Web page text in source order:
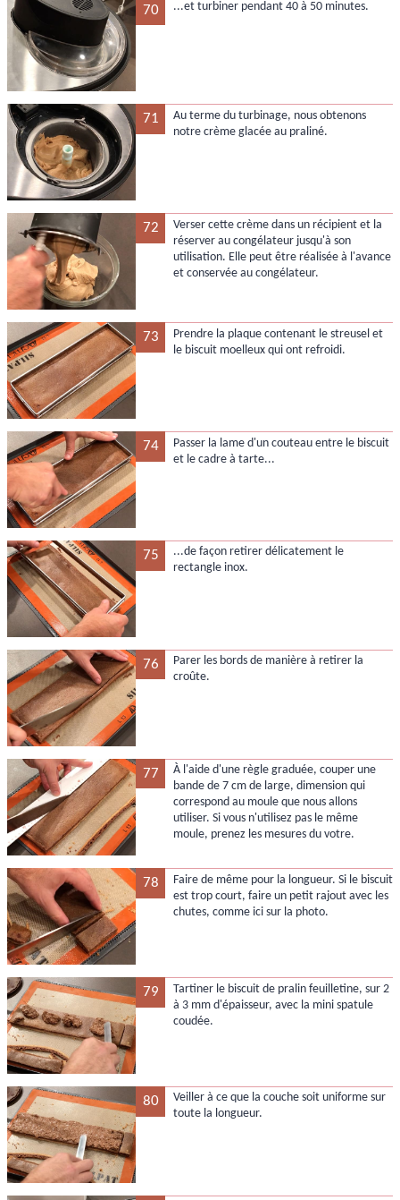
70 ...et turbiner pendant 40 à 50 minutes.
71
Au terme du turbinage, nous obtenons
notre crème glacée au praliné.
72
Verser cette crème dans un récipient et la
réserver au congélateur jusqu'à son
utilisation. Elle peut être réalisée à l'avance
et conservée au congélateur.
73
Prendre la plaque contenant le streusel et
le biscuit moelleux qui ont refroidi.
74
Passer la lame d'un couteau entre le biscuit
et le cadre à tarte...
75
...de façon retirer délicatement le
rectangle inox.
76
Parer les bords de manière à retirer la
croûte.
77
À l'aide d'une règle graduée, couper une
bande de 7 cm de large, dimension qui
correspond au moule que nous allons
utiliser. Si vous n'utilisez pas le même
moule, prenez les mesures du votre.
78
Faire de même pour la longueur. Si le biscuit
est trop court, faire un petit rajout avec les
chutes, comme ici sur la photo.
79
Tartiner le biscuit de pralin feuilletine, sur 2
à 3 mm d'épaisseur, avec la mini spatule
coudée.
80
Veiller à ce que la couche soit uniforme sur
toute la longueur.